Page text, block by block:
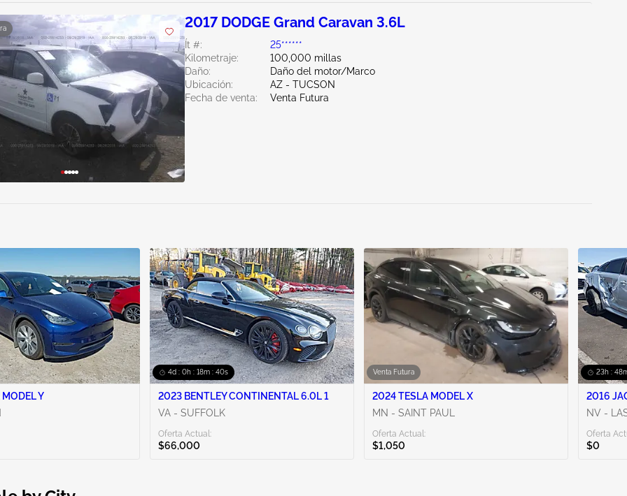
2017 DODGE Grand Caravan 3.6L
Ít #:
25******
Kilometraje:
100,000 millas
Daño:
Daño del motor/Marco
Ubicación:
AZ - TUCSON
Fecha de venta:
Venta Futura
Y
4d : 0h : 18m : 39s
2023 BENTLEY CONTINENTAL 6.0L 1
VA - SUFFOLK
Oferta Actual:
$66,000
Venta Futura
2024 TESLA MODEL X
MN - SAINT PAUL
Oferta Actual:
$1,050
23h :
NV -
Oferta
$0